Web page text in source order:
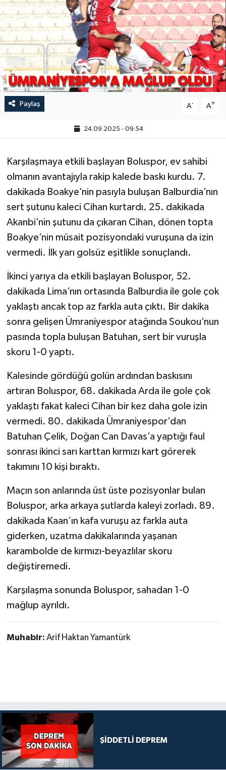
Paylaş A- A+
24.09.2025 - 09:54
Karşılaşmaya etkili başlayan Boluspor, ev sahibi
olmanın avantajıyla rakip kalede baskı kurdu. 7.
dakikada Boakye’nin pasıyla buluşan Balburdia’nın
sert şutunu kaleci Cihan kurtardı. 25. dakikada
Akanbi’nin şutunu da çıkaran Cihan, dönen topta
Boakye’nin müsait pozisyondaki vuruşuna da izin
vermedi. İlk yarı golsüz eşitlikle sonuçlandı.
İkinci yarıya da etkili başlayan Boluspor, 52.
dakikada Lima’nın ortasında Balburdia ile gole çok
yaklaştı ancak top az farkla auta çıktı. Bir dakika
sonra gelişen Ümraniyespor atağında Soukou’nun
pasında topla buluşan Batuhan, sert bir vuruşla
skoru 1-0 yaptı.
Kalesinde gördüğü golün ardından baskısını
artıran Boluspor, 68. dakikada Arda ile gole çok
yaklaştı fakat kaleci Cihan bir kez daha gole izin
vermedi. 80. dakikada Ümraniyespor’dan
Batuhan Çelik, Doğan Can Davas’a yaptığı faul
sonrası ikinci sarı karttan kırmızı kart görerek
takımını 10 kişi bıraktı.
Maçın son anlarında üst üste pozisyonlar bulan
Boluspor, arka arkaya şutlarda kaleyi zorladı. 89.
dakikada Kaan’ın kafa vuruşu az farkla auta
giderken, uzatma dakikalarında yaşanan
karambolde de kırmızı-beyazlılar skoru
değiştiremedi.
Karşılaşma sonunda Boluspor, sahadan 1-0
mağlup ayrıldı.
Muhabir: Arif Haktan Yamantürk
ŞİDDETLİ DEPREM